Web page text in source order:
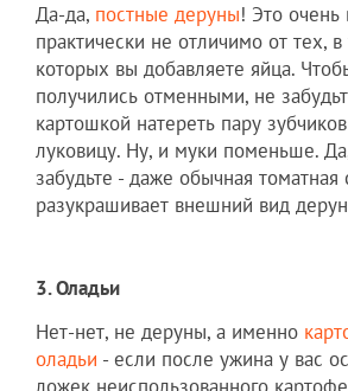
Да-да, постные деруны! Это очень
практически не отличимо от тех, в
которых вы добавляете яйца.
получились отменными, не
картошкой натереть пару
луковицу. Ну, и муки поменьше.
забудьте - даже обычная томатная
разукрашивает внешний вид
3. Оладьи
Нет-нет, не деруны, а именно
оладьи - если после ужина у вас